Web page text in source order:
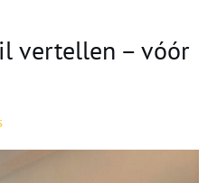
vertellen – vóór